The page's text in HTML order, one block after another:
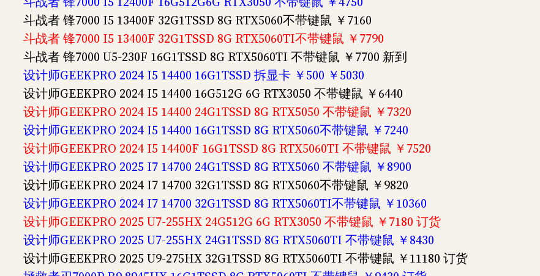
斗战者 锋7000 I5 13400F 32G1TSSD 8G RTX5060不带键鼠 ￥7160
斗战者 锋7000 I5 13400F 32G1TSSD 8G RTX5060TI不带键鼠 ￥7790
斗战者 锋7000 U5-230F 16G1TSSD 8G RTX5060TI 不带键鼠 ￥7700 新到
设计师GEEKPRO 2024 I5 14400 16G1TSSD 拆显卡 ￥500 ￥5030
设计师GEEKPRO 2024 I5 14400 16G512G 6G RTX3050 不带键鼠 ￥6440
设计师GEEKPRO 2024 I5 14400 24G1TSSD 8G RTX5050 不带键鼠 ￥7320
设计师GEEKPRO 2024 I5 14400 16G1TSSD 8G RTX5060不带键鼠 ￥7240
设计师GEEKPRO 2024 I5 14400F 16G1TSSD 8G RTX5060TI 不带键鼠 ￥7520
设计师GEEKPRO 2025 I7 14700 24G1TSSD 8G RTX5060 不带键鼠 ￥8900
设计师GEEKPRO 2024 I7 14700 32G1TSSD 8G RTX5060不带键鼠 ￥9820
设计师GEEKPRO 2024 I7 14700 32G1TSSD 8G RTX5060TI不带键鼠 ￥10360
设计师GEEKPRO 2025 U7-255HX 24G512G 6G RTX3050 不带键鼠 ￥7180 订货
设计师GEEKPRO 2025 U7-255HX 24G1TSSD 8G RTX5060TI 不带键鼠 ￥8430
设计师GEEKPRO 2025 U9-275HX 32G1TSSD 8G RTX5060TI 不带键鼠 ￥11180 订货